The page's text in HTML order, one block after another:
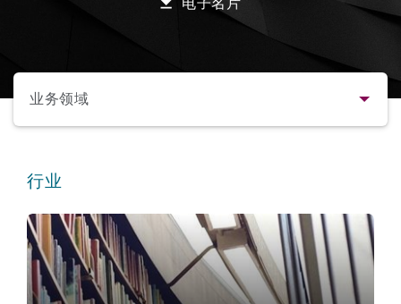
MRO (Maintenance, Repair &
Healthcare
管法规与调查
Internal Investigations
尔本
德里 – 联营办公室
斯
萨斯城
斯维加斯
杉矶
塞尔多夫
丁堡
拉斯哥（G1大厦）
业务领域
业务领域
行业
教育